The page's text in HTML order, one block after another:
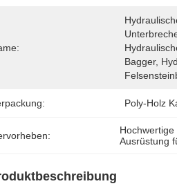
Bagger,
Poly-Holz
Ausrüstung